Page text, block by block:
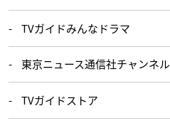
TVガイドみんなドラマ
東京ニュース通信社チャンネル
TVガイドストア